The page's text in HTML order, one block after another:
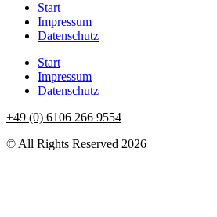
Start
Impressum
Datenschutz
Start
Impressum
Datenschutz
+49 (0) 6106 266 9554
© All Rights Reserved 2026